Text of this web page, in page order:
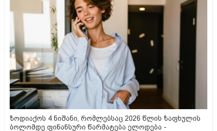
ზოდიაქოს 4 ნიშანი, რომლებსაც 2026 წლის ზაფხულის
ბოლომდე ფინანსური წარმატება ელოდება -